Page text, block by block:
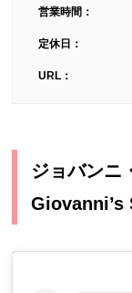
営業時間：
定休日：
URL：
ジョバンニ